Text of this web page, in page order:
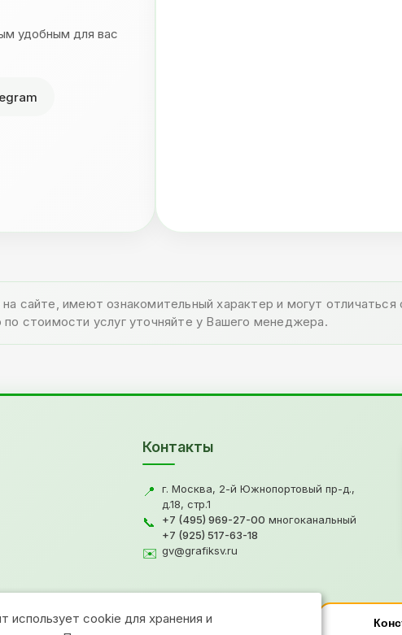
удобным для вас
сайте, имеют ознакомительный характер и могут
стоимости услуг уточняйте у Вашего менеджера.
Контакты
📍
г. Москва, 2-й Южнопортовый пр-д.,
д.18, стр.1
📞 +7 (495) 969-27-00 многоканальный
+7 (925) 517-63-18
✉️ gv@grafiksv.ru
использует cookie для хранения и